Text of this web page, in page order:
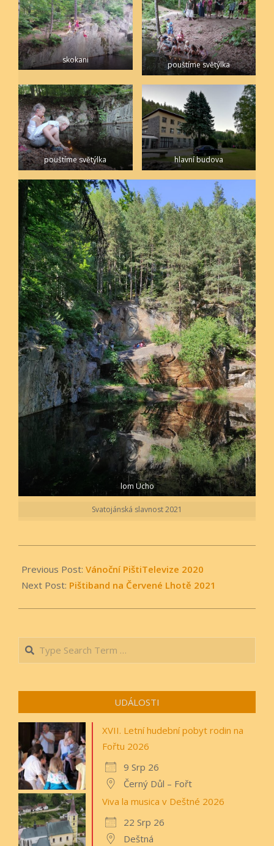
skokani pouštíme světýlka
pouštíme světýlka hlavní budova
lom Ucho
Svatojánská slavnost 2021
06-
22
Previous Post: Vánoční PištiTelevize 2020
Next Post: Pištiband na Červené Lhotě 2021
Search
UDÁLOSTI
XVII. Letní hudební pobyt rodin na
Fořtu 2026
9 Srp 26
Černý Důl – Fořt
Viva la musica v Deštné 2026
22 Srp 26
Deštná